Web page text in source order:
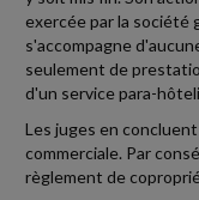
exercée par la société
s'accompagne
seulement de
d'un service para-
Les juges en
commerciale. Par
règlement de